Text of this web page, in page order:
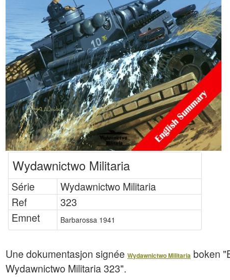
Wydawnictwo Militaria
Série
Wydawnictwo Militaria
Ref
323
Emnet
Barbarossa 1941
Une dokumentasjon signée Wydawnictwo Militaria boken
Wydawnictwo Militaria 323".